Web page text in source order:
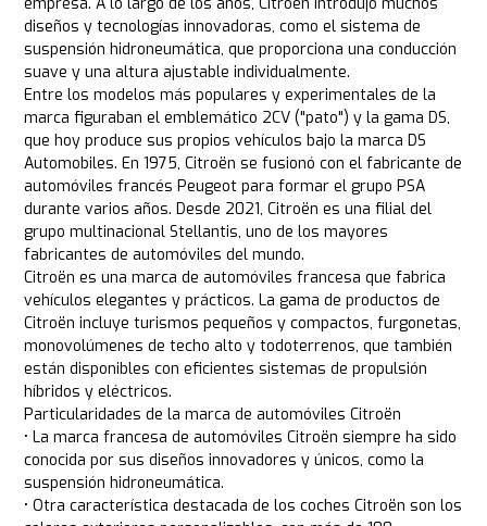
diseños y tecnologías innovadoras, como el sistema de
suspensión hidroneumática, que proporciona una conducción
suave y una altura ajustable individualmente.
Entre los modelos más populares y experimentales de la
marca figuraban el emblemático 2CV ("pato") y la gama DS,
que hoy produce sus propios vehículos bajo la marca DS
Automobiles. En 1975, Citroën se fusionó con el fabricante de
automóviles francés Peugeot para formar el grupo PSA
durante varios años. Desde 2021, Citroën es una filial del
grupo multinacional Stellantis, uno de los mayores
fabricantes de automóviles del mundo.
Citroën es una marca de automóviles francesa que fabrica
vehículos elegantes y prácticos. La gama de productos de
Citroën incluye turismos pequeños y compactos, furgonetas,
monovolúmenes de techo alto y todoterrenos, que también
están disponibles con eficientes sistemas de propulsión
híbridos y eléctricos.
Particularidades de la marca de automóviles Citroën
• La marca francesa de automóviles Citroën siempre ha sido
conocida por sus diseños innovadores y únicos, como la
suspensión hidroneumática.
• Otra característica destacada de los coches Citroën son los